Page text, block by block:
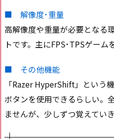
■ 解像度･重量
高解像度や重量が必要となる
トです。主にFPS･TPSゲーム
■ その他機能
「Razer HyperShift」という
ボタンを使用できるらしい。
ませんが、少しずつ覚えてい